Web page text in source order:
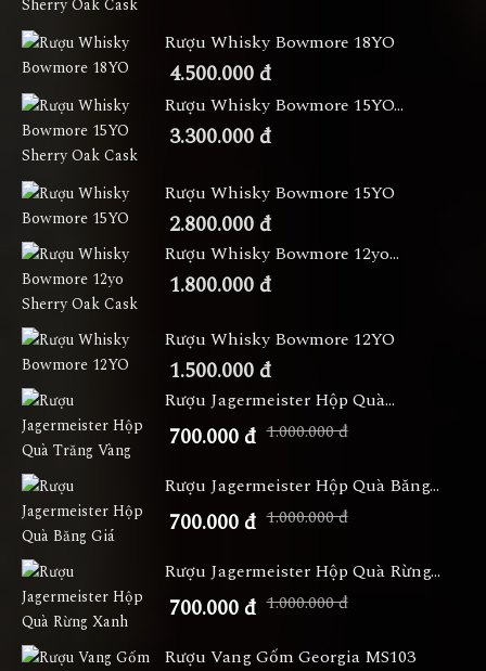
Rượu Whisky Bowmore 18YO
4.500.000 đ
Rượu Whisky Bowmore 15YO...
3.300.000 đ
Rượu Whisky Bowmore 15YO
2.800.000 đ
Rượu Whisky Bowmore 12yo...
1.800.000 đ
Rượu Whisky Bowmore 12YO
1.500.000 đ
Rượu Jagermeister Hộp Quà...
700.000 đ 1.000.000 đ
Rượu Jagermeister Hộp Quà Băng...
700.000 đ 1.000.000 đ
Rượu Jagermeister Hộp Quà Rừng...
700.000 đ 1.000.000 đ
Rượu Vang Gốm Georgia MS103